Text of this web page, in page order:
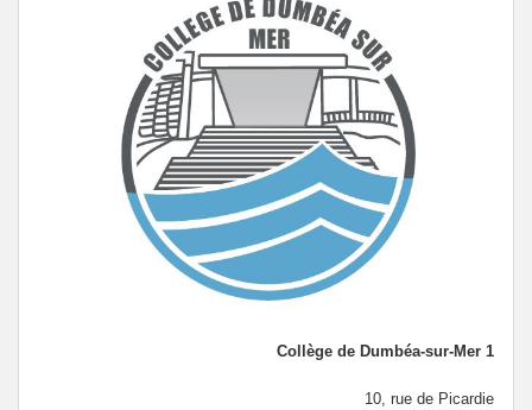
OUVERTURE A L’INTERNATIONAL
Collège de Dumbéa-sur-Mer 1
10, rue de Picardie